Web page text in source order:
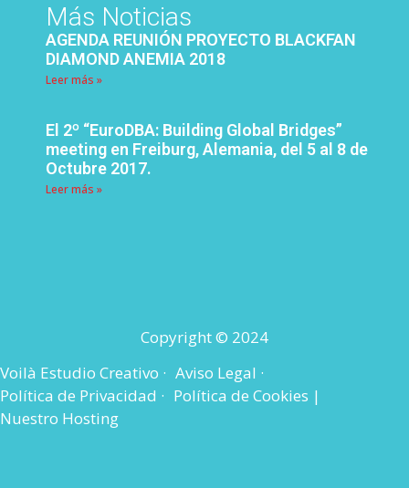
Más Noticias
AGENDA REUNIÓN PROYECTO BLACKFAN
DIAMOND ANEMIA 2018
Leer más »
El 2º “EuroDBA: Building Global Bridges”
meeting en Freiburg, Alemania, del 5 al 8 de
Octubre 2017.
Leer más »
Copyright © 2024
Voilà Estudio Creativo · Aviso Legal ·
Política de Privacidad · Política de Cookies |
Nuestro Hosting